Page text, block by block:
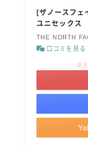
[ザノースフェ
ユニセックス
THE NORTH
口コミを見る
＼楽